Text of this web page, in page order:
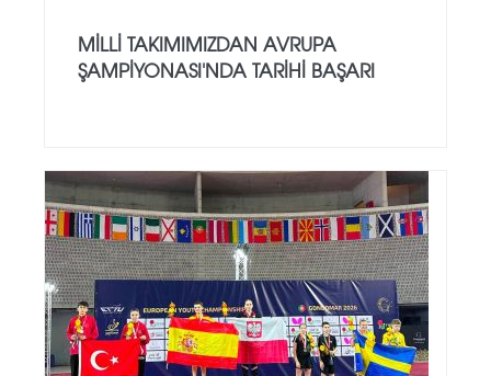
MILLI TAKIMIMIZDAN AVRUPA
ŞAMPIYONASI'NDA TARIHI BAŞARI